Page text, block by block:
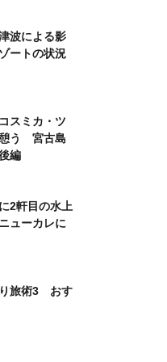
波による影
ートの状況
スミカ・ツ
う 宮古島
編
2軒目の水上
ューカレに
旅術3 おす